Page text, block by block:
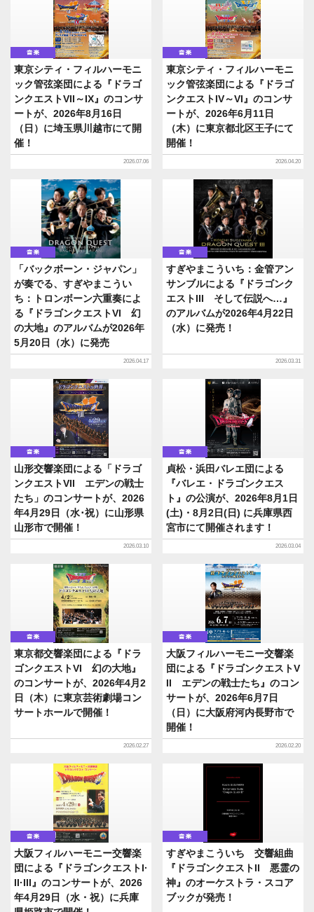
音楽
東京シティ・フィルハーモニ
ック管弦楽団による『ドラゴ
ンクエストVII～IX』のコンサ
ートが、2026年8月16日
（日）に埼玉県川越市にて開
催！
2026.07.06
音楽
東京シティ・フィルハーモニ
ック管弦楽団による『ドラゴ
ンクエストIV～VI』のコンサ
ートが、2026年6月11日
（木）に東京都北区王子にて
開催！
2026.04.20
音楽
「バックボーン・ジャパン」
が奏でる、すぎやまこうい
ち：トロンボーン六重奏によ
る『ドラゴンクエストVI 幻
の大地』のアルバムが2026年
5月20日（水）に発売
2026.04.17
音楽
すぎやまこういち：金管アン
サンブルによる『ドラゴンク
エストIII そして伝説へ…』
のアルバムが2026年4月22日
（水）に発売！
2026.03.31
音楽
山形交響楽団による「ドラゴ
ンクエストVII エデンの戦士
たち」のコンサートが、2026
年4月29日（水･祝）に山形県
山形市で開催！
2026.03.10
音楽
貞松・浜田バレエ団による
『バレエ・ドラゴンクエス
ト』の公演が、2026年8月1日
(土)・8月2日(日) に兵庫県西
宮市にて開催されます！
2026.03.04
音楽
東京都交響楽団による『ドラ
ゴンクエストVI 幻の大地』
のコンサートが、2026年4月2
日（木）に東京芸術劇場コン
サートホールで開催！
2026.02.27
音楽
大阪フィルハーモニー交響楽
団による『ドラゴンクエストV
II エデンの戦士たち』のコン
サートが、2026年6月7日
（日）に大阪府河内長野市で
開催！
2026.02.20
音楽
大阪フィルハーモニー交響楽
団による『ドラゴンクエストI·
II·III』のコンサートが、2026
年4月29日（水・祝）に兵庫
音楽
すぎやまこういち 交響組曲
『ドラゴンクエストII 悪霊の
神』のオーケストラ・スコア
ブックが発売！